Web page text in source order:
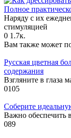
Полное
Наряду с их
стимуляцией
0 1.7к.
Вам также может
Русская цветная
содержания
Взгляните в глаза
0105
Соберите
Важно обеспечить
089